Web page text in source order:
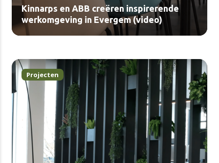
Kinnarps en ABB creëren inspirerende
werkomgeving in Evergem (video)
Projecten